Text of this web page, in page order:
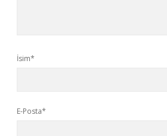
İsim*
E-Posta*